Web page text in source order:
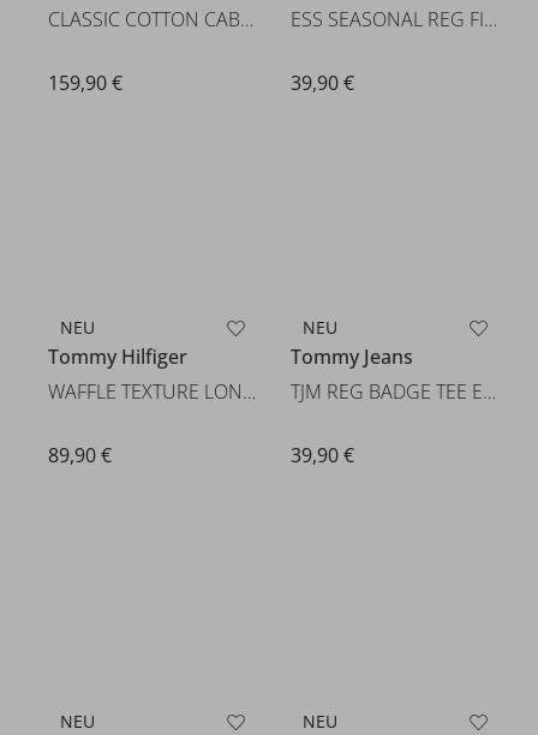
CLASSIC COTTON CABLE ZIP MOCK
159,90 €
ESS SEASONAL REG FIT SOLID TEE
39,90 €
NEU
Tommy Hilfiger
NEU
Tommy Jeans
TJM REG BADGE TEE EXT
39,90 €
NEU NEU